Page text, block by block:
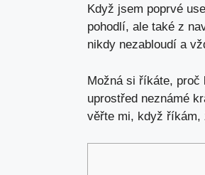
Když jsem poprvé
pohodlí, ale také z
nikdy nezabloudí a
Možná si říkáte, proč
uprostřed neznámé
věřte mi, když říkám,